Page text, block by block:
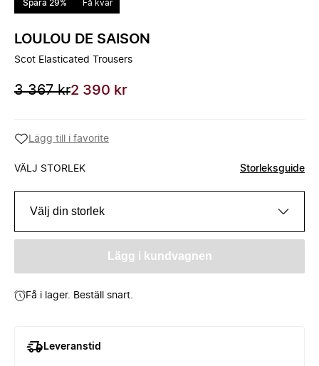
Spara 29% Få kvar
LOULOU DE SAISON
Scot Elasticated Trousers
3 367 kr2 390 kr
Lägg till i favorite
VÄLJ STORLEK Storleksguide
Välj din storlek
Lägg i kundvagnen
Få i lager. Beställ snart.
Leveranstid